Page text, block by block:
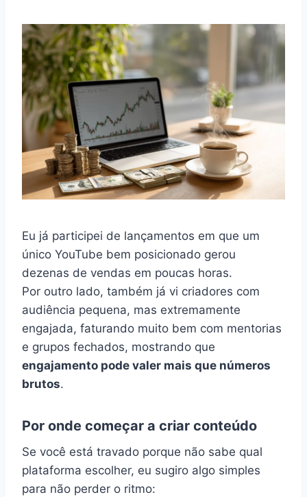
Eu já participei de lançamentos em que um
único YouTube bem posicionado gerou
dezenas de vendas em poucas horas.
Por outro lado, também já vi criadores com
audiência pequena, mas extremamente
engajada, faturando muito bem com mentorias
e grupos fechados, mostrando que
engajamento pode valer mais que números
brutos.
Por onde começar a criar conteúdo
Se você está travado porque não sabe qual
plataforma escolher, eu sugiro algo simples
para não perder o ritmo: